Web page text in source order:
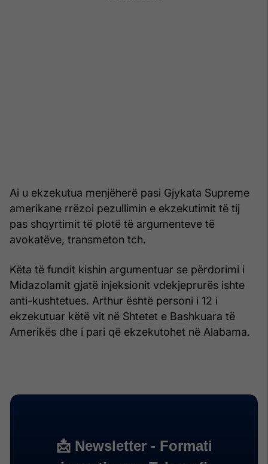
Ai u ekzekutua menjëherë pasi Gjykata Supreme
amerikane rrëzoi pezullimin e ekzekutimit të tij
pas shqyrtimit të plotë të argumenteve të
avokatëve, transmeton tch.
Këta të fundit kishin argumentuar se përdorimi i
Midazolamit gjatë injeksionit vdekjeprurës ishte
anti-kushtetues. Arthur është personi i 12 i
ekzekutuar këtë vit në Shtetet e Bashkuara të
Amerikës dhe i pari që ekzekutohet në Alabama.